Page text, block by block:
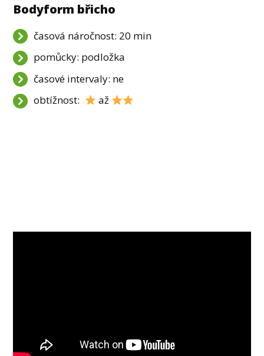
Bodyform břicho
časová náročnost: 20 min
pomůcky: podložka
časové intervaly: ne
obtížnost:
až